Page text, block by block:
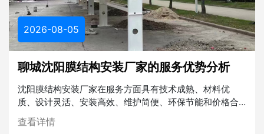
2026-08-05
聊城沈阳膜结构安装厂家的服务优势分析
沈阳膜结构安装厂家在服务方面具有技术成熟、材料优
质、设计灵活、安装高效、维护简便、环保节能和价格合
理等多重优势。在未来的建筑行业中，膜结构将发挥越来
越重要的作用
查看详情